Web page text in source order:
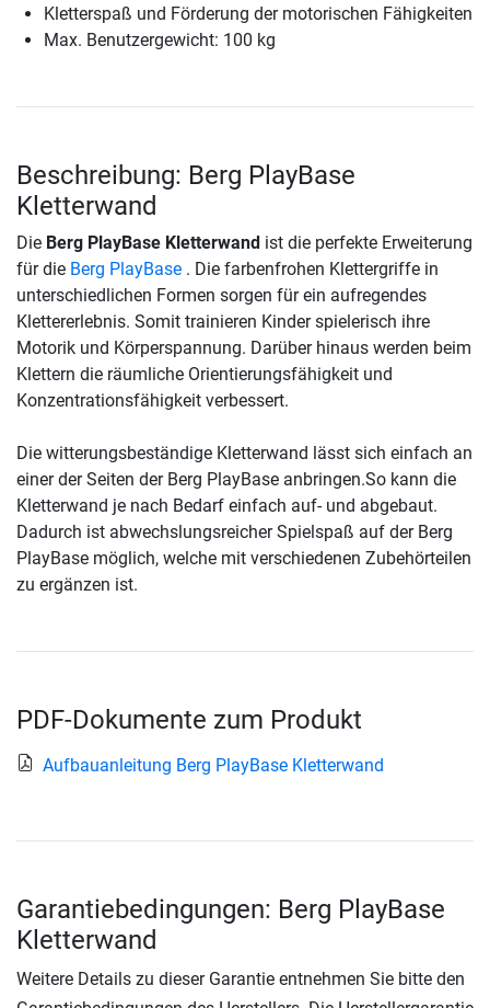
Kletterspaß und Förderung der motorischen Fähigkeiten
Max. Benutzergewicht: 100 kg
Beschreibung: Berg PlayBase
Kletterwand
Die Berg PlayBase Kletterwand ist die perfekte Erweiterung
für die Berg PlayBase . Die farbenfrohen Klettergriffe in
unterschiedlichen Formen sorgen für ein aufregendes
Klettererlebnis. Somit trainieren Kinder spielerisch ihre
Motorik und Körperspannung. Darüber hinaus werden beim
Klettern die räumliche Orientierungsfähigkeit und
Konzentrationsfähigkeit verbessert.
Die witterungsbeständige Kletterwand lässt sich einfach an
einer der Seiten der Berg PlayBase anbringen.So kann die
Kletterwand je nach Bedarf einfach auf- und abgebaut.
Dadurch ist abwechslungsreicher Spielspaß auf der Berg
PlayBase möglich, welche mit verschiedenen Zubehörteilen
zu ergänzen ist.
PDF-Dokumente zum Produkt
Aufbauanleitung Berg PlayBase Kletterwand
Garantiebedingungen: Berg PlayBase
Kletterwand
Weitere Details zu dieser Garantie entnehmen Sie bitte den